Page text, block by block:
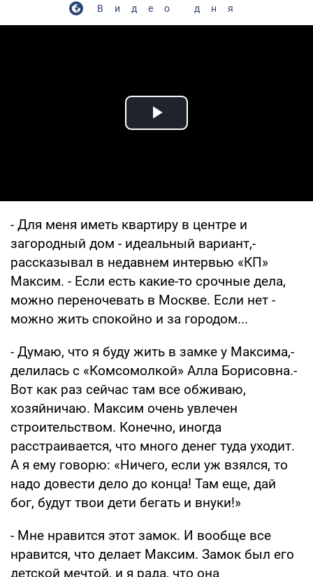
Видео дня
Play Video
- Для меня иметь квартиру в центре и
загородный дом - идеальный вариант,-
рассказывал в недавнем интервью «КП»
Максим. - Если есть какие-то срочные дела,
можно переночевать в Москве. Если нет -
можно жить спокойно и за городом...
- Думаю, что я буду жить в замке у Максима,-
делилась с «Комсомолкой» Алла Борисовна.-
Вот как раз сейчас там все обживаю,
хозяйничаю. Максим очень увлечен
строительством. Конечно, иногда
расстраивается, что много денег туда уходит.
А я ему говорю: «Ничего, если уж взялся, то
надо довести дело до конца! Там еще, дай
бог, будут твои дети бегать и внуки!»
- Мне нравится этот замок. И вообще все
нравится, что делает Максим. Замок был его
детской мечтой, и я рада, что она